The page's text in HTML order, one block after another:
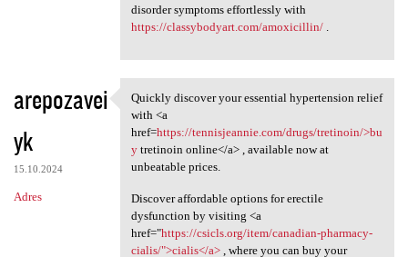
disorder symptoms effortlessly with
https://classybodyart.com/amoxicillin/.
arepozavei
yk
15.10.2024
Adres
Quickly discover your
Quickly discover your essential hypertension relief
with <a
href=https://tennisjeannie.com/drugs/tretinoin/>bu
ytretinoin online</a> , available now at
unbeatable prices.
Discover affordable options for erectile
dysfunction by visiting <a
href="https://csicls.org/item/canadian-pharmacy-
cialis/">cialis</a>, where you can buy your